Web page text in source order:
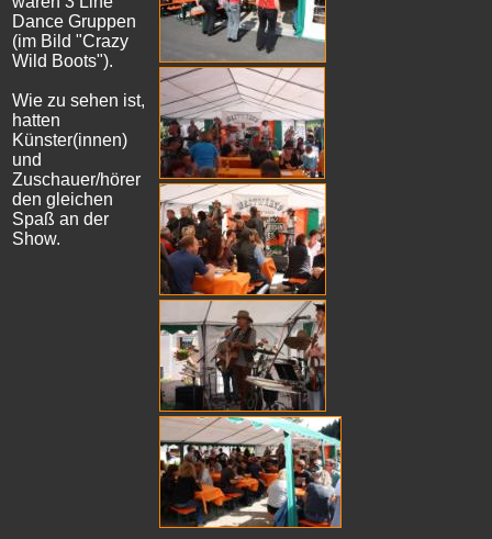
Dance Gruppen
(im Bild "Crazy
Wild Boots").
Wie zu sehen ist,
hatten
Künster(innen)
und
Zuschauer/hörer
den gleichen
Spaß an der
Show.